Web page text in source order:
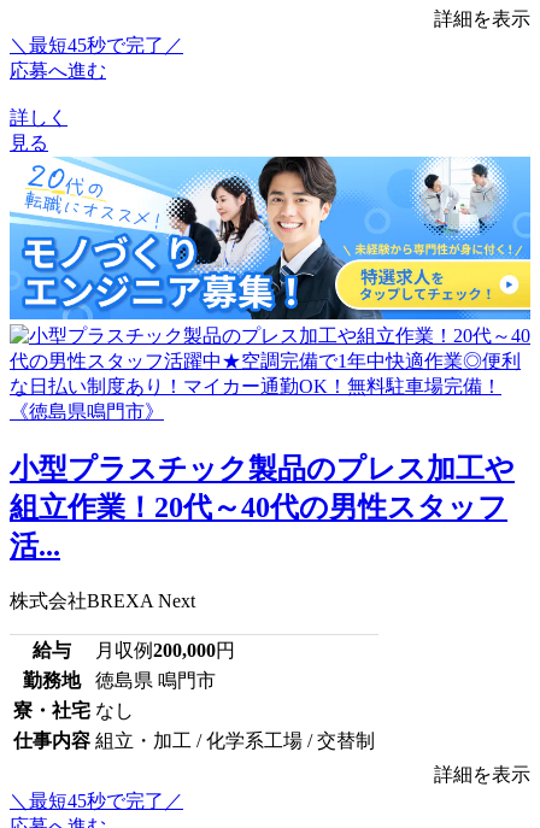
詳細を表示
＼最短45秒で完了／
応募へ進む
詳しく
見る
小型プラスチック製品のプレス加工や
組立作業！20代～40代の男性スタッフ
活...
株式会社BREXA Next
給与 月収例200,000円
勤務地
徳島県 鳴門市
寮・社宅 なし
仕事内容 組立・加工 / 化学系工場 / 交替制
詳細を表示
＼最短45秒で完了／